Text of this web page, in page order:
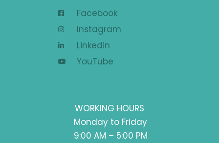
Facebook
Instagram
Linkedin
YouTube
WORKING HOURS
Monday to Friday
9:00 AM – 5:00 PM